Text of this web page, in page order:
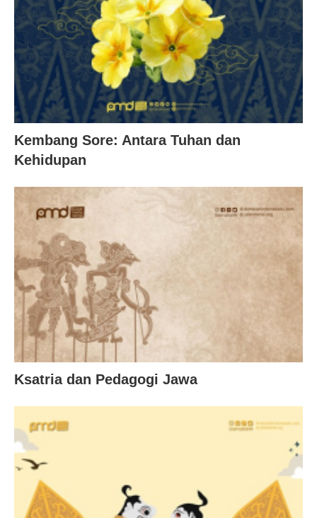
Kembang Sore: Antara Tuhan dan
Kehidupan
Ksatria dan Pedagogi Jawa